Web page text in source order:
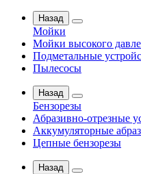
Назад
Мойки
Мойки высокого
Подметальные
Пылесосы
Назад
Бензорезы
Абразивно-отрезные
Аккумуляторные
Цепные бензорезы
Назад